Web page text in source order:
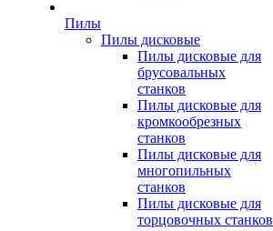
Пилы
Пилы дисковые
Пилы дисковые для
брусовальных
станков
Пилы дисковые для
кромкообрезных
станков
Пилы дисковые для
многопильных
станков
Пилы дисковые для
торцовочных станков